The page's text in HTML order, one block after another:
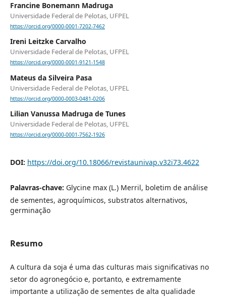
Francine Bonemann Madruga
Universidade Federal de Pelotas, UFPEL
https://orcid.org/0000-0001-7202-7462
Ireni Leitzke Carvalho
Universidade Federal de Pelotas, UFPEL
https://orcid.org/0000-0001-9121-1548
Mateus da Silveira Pasa
Universidade Federal de Pelotas, UFPEL
https://orcid.org/0000-0003-0481-0206
Lilian Vanussa Madruga de Tunes
Universidade Federal de Pelotas, UFPEL
https://orcid.org/0000-0001-7562-1926
DOI: https://doi.org/10.18066/revistaunivap.v32i73.4622
Palavras-chave: Glycine max (L.) Merril, boletim de análise
de sementes, agroquímicos, substratos alternativos,
germinação
Resumo
A cultura da soja é uma das culturas mais significativas no
setor do agronegócio e, portanto, e extremamente
importante a utilização de sementes de alta qualidade